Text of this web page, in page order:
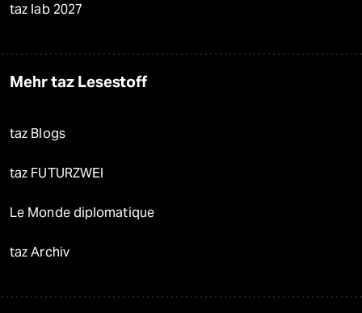
taz lab 2027
Mehr taz Lesestoff
taz Blogs
taz FUTURZWEI
Le Monde diplomatique
taz Archiv